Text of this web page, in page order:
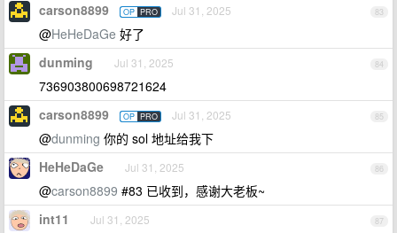
83
carson8899 OP PRO Jul 31, 2025
@HeHeDaGe 好了
84
dunming Jul 31, 2025
736903800698721624
85
carson8899 OP PRO Jul 31, 2025
@dunming 你的 sol 地址给我下
86
HeHeDaGe Jul 31, 2025
@carson8899 #83 已收到，感谢大老板~
87
int11 Jul 31, 2025